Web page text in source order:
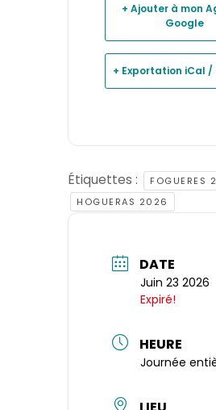
+ Ajouter à mon
Google
+ Exportation iCal /
Étiquettes : FOGUERES
HOGUERAS 2026
DATE
Juin 23 2026
Expiré!
HEURE
Journée